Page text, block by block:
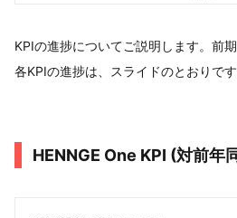
KPIの進捗についてご説明します。前
各KPIの進捗は、スライドのとおりです
HENNGE One KPI (対前年